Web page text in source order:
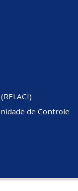
de Controle